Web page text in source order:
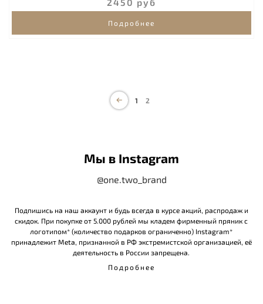
Подробнее
1 2
Мы в Instagram
@one.two_brand
Подпишись на наш аккаунт и будь всегда в курсе акций, распродаж и
скидок. При покупке от 5.000 рублей мы кладем фирменный пряник с
логотипом* (количество подарков ограниченно) Instagram*
принадлежит Meta, признанной в РФ экстремистской организацией, её
деятельность в России запрещена.
Подробнее